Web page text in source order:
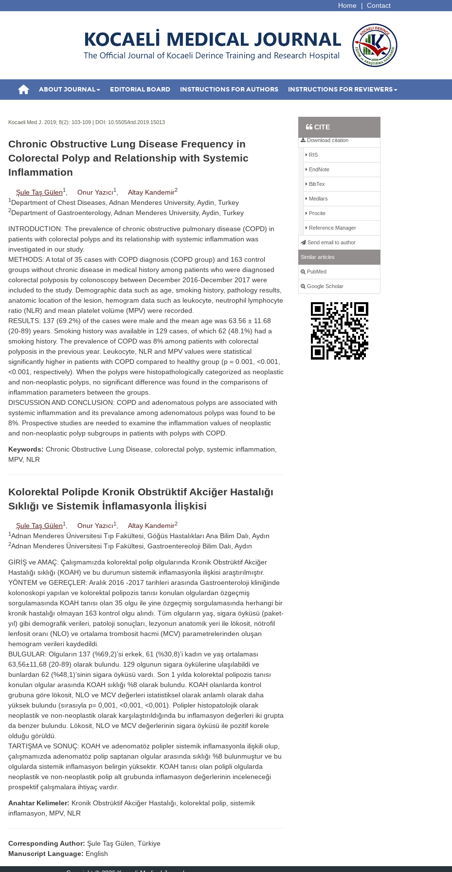
Contact
Home |
ABOUT JOURNAL EDITORIAL BOARD INSTRUCTIONS FOR AUTHORS INSTRUCTIONS FOR REVIEWERS
Kocaeli Med J. 2019; 8(2): 103-109 | DOI: 10.5505/ktd.2019.15013
Chronic Obstructive Lung Disease Frequency in
Colorectal Polyp and Relationship with Systemic
Inflammation
Şule Taş Gülen1 Onur Yazıcı1 Altay Kandemir2
1 Department of Chest Diseases, Adnan Menderes University, Aydin, Turkey
2Department of Gastroenterology, Adnan Menderes University, Aydin, Turkey
INTRODUCTION: The prevalence of chronic obstructive pulmonary disease (COPD) in
patients with colorectal polyps and its relationship with systemic inflammation was
investigated in our study.
METHODS: A total of 35 cases with COPD diagnosis (COPD group) and 163 control
groups without chronic disease in medical history among patients who were diagnosed
colorectal polyposis by colonoscopy between December 2016-December 2017 were
included to the study. Demographic data such as age, smoking history, pathology results,
anatomic location of the lesion, hemogram data such as leukocyte, neutrophil lymphocyte
ratio (NLR) and mean platelet volüme (MPV) were recorded.
RESULTS: 137 (69.2%) of the cases were male and the mean age was 63.56 ± 11.68
(20-89) years. Smoking history was available in 129 cases, of which 62 (48.1%) had a
smoking history. The prevalence of COPD was 8% among patients with colorectal
polyposis in the previous year. Leukocyte, NLR and MPV values were statistical
significantly higher in patients with COPD compared to healthy group (p = 0.001, <0.001,
<0.001, respectively). When the polyps were histopathologically categorized as neoplastic
and non-neoplastic polyps, no significant difference was found in the comparisons of
inflammation parameters between the groups.
DISCUSSION AND CONCLUSION: COPD and adenomatous polyps are associated with
systemic inflammation and its prevalance among adenomatous polyps was found to be
8%. Prospective studies are needed to examine the inflammation values of neoplastic
and non-neoplastic polyp subgroups in patients with polyps with COPD.
Keywords: Chronic Obstructive Lung Disease, colorectal polyp, systemic inflammation,
MPV, NLR
Kolorektal Polipde Kronik Obstrüktif Akciğer Hastalığı
Sıklığı ve Sistemik İnflamasyonla İlişkisi
Şule Taş Gülen1 Onur Yazıcı1 Altay Kandemir2
1Adnan Menderes Üniversitesi Tıp Fakültesi, Göğüs Hastalıkları Ana Bilim Dalı, Aydın
2Adnan Menderes Üniversitesi Tıp Fakültesi, Gastroentereoloji Bilim Dalı, Aydın
GİRİŞ ve AMAÇ: Çalışmamızda kolorektal polip olgularında Kronik Obstrüktif Akciğer
Hastalığı sıklığı (KOAH) ve bu durumun sistemik inflamasyonla ilişkisi araştırılmıştır.
YÖNTEM ve GEREÇLER: Aralık 2016 -2017 tarihleri arasında Gastroenteroloji kliniğinde
kolonoskopi yapılan ve kolorektal polipozis tanısı konulan olgulardan özgeçmiş
sorgulamasında KOAH tanısı olan 35 olgu ile yine özgeçmiş sorgulamasında herhangi bir
kronik hastalığı olmayan 163 kontrol olgu alındı. Tüm olguların yaş, sigara öyküsü (paket-
yıl) gibi demografik verileri, patoloji sonuçları, lezyonun anatomik yeri ile lökosit, nötrofil
lenfosit oranı (NLO) ve ortalama trombosit hacmi (MCV) parametrelerinden oluşan
hemogram verileri kaydedildi.
BULGULAR: Olguların 137 (%69,2)’si erkek, 61 (%30,8)’i kadın ve yaş ortalaması
63,56±11,68 (20-89) olarak bulundu. 129 olgunun sigara öykülerine ulaşılabildi ve
bunlardan 62 (%48,1)’sinin sigara öyküsü vardı. Son 1 yılda kolorektal polipozis tanısı
konulan olgular arasında KOAH sıklığı %8 olarak bulundu. KOAH olanlarda kontrol
grubuna göre lökosit, NLO ve MCV değerleri istatistiksel olarak anlamlı olarak daha
yüksek bulundu (sırasıyla p= 0,001, <0,001, <0,001). Polipler histopatolojik olarak
neoplastik ve non-neoplastik olarak karşılaştırıldığında bu inflamasyon değerleri iki grupta
da benzer bulundu. Lökosit, NLO ve MCV değerlerinin sigara öyküsü ile pozitif korele
olduğu görüldü.
TARTIŞMA ve SONUÇ: KOAH ve adenomatöz polipler sistemik inflamasyonla ilişkili olup,
çalışmamızda adenomatöz polip saptanan olgular arasında sıklığı %8 bulunmuştur ve bu
olgularda sistemik inflamasyon belirgin yüksektir. KOAH tanısı olan polipli olgularda
neoplastik ve non-neoplastik polip alt grubunda inflamasyon değerlerinin inceleneceği
prospektif çalışmalara ihtiyaç vardır.
Anahtar Kelimeler: Kronik Obstrüktif Akciğer Hastalığı, kolorektal polip, sistemik
inflamasyon, MPV, NLR
Corresponding Author: Şule Taş Gülen, Türkiye
Manuscript Language: English
CITE
Full Text PDF
Download citation
RIS
EndNote
BibTex
Medlars
Procite
Reference Manager
Send email to author
Similar articles
PubMed
Google Scholar